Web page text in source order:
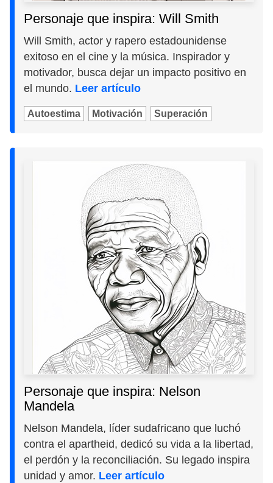
Personaje que inspira: Will Smith
Will Smith, actor y rapero estadounidense
exitoso en el cine y la música. Inspirador y
motivador, busca dejar un impacto positivo en
el mundo. Leer artículo
Autoestima Motivación Superación
Personaje que inspira: Nelson
Mandela
Nelson Mandela, líder sudafricano que luchó
contra el apartheid, dedicó su vida a la libertad,
el perdón y la reconciliación. Su legado inspira
unidad y amor. Leer artículo